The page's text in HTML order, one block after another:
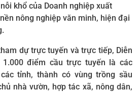
khổ của Doanh nghiệp xuất
nông nghiệp văn minh, hiện đại
dự trực tuyến và trực tiếp, Diễn
điểm cầu trực tuyến là các
tỉnh, thành có vùng trồng sầu
nhà vườn, hợp tác xã, nông dân,